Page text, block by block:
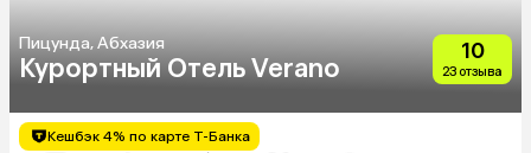
Пицунда, Абхазия
Курортный Отель Verano
10
23 отзыва
Кешбэк 4% по карте Т-Банка